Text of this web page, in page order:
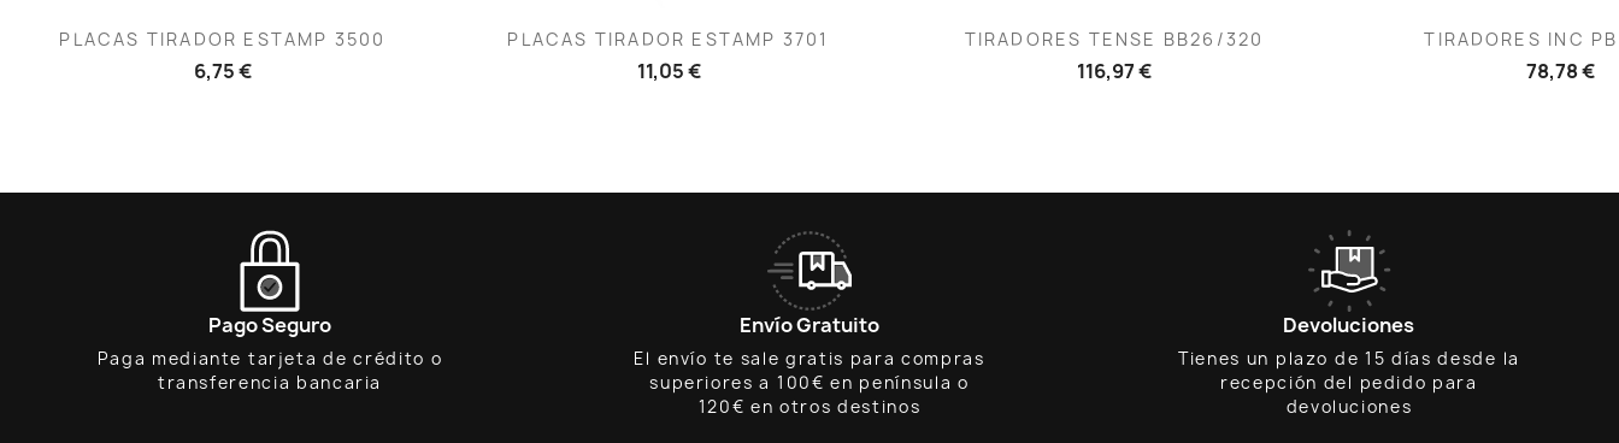
 Vista rápida
PLACAS TIRADOR ESTAMP 3500
6,75 €
Vista rápida
PLACAS TIRADOR ESTAMP 3701
11,05 €
 Vista rápida
TIRADORES TENSE BB26/320
116,97 €
Vista
TIRADORES INC
78,78 €
Pago Seguro
Paga mediante tarjeta de crédito o
transferencia bancaria
Envío Gratuito
El envío te sale gratis para compras
superiores a 100€ en península o
120€ en otros destinos
Devoluciones
Tienes un plazo de 15 días desde la
recepción del pedido para
devoluciones